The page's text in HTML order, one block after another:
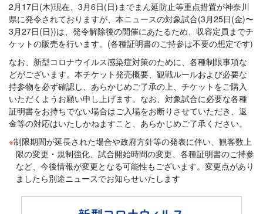
2月17日(木)現在、3月6日(日)までまん延防止等重点措置が神奈川
県に発令されておりますが、本ニュースの対象試合(3月25日(金)〜
3月27日(日))は、発令解除後の開催にあたるため、収容定員までチ
ケットの販売を行います。(各種証明書のご持参は不要の想定です)
なお、新型コロナウイルス感染症対策のために、各種制限事項な
どがございます。本チケット発売概要、観戦ルールおよび必要な
持参物を必ず確認し、あらかじめご了承の上、チケットをご購入
いただくようお願い申し上げます。なお、対象試合に必要な各種
証明書をお持ちでない場合はご入場をお断りさせていただき、返
金等の対応はいたしかねますこと、あらかじめご了承ください。
制限期間が延長された場合や政府方針等の発表に伴い、観客数上
限の変更・規制強化、試合開始時間の変更、各種証明書のご持参
など、今後情報が変更となる可能性もございます。変更点があり
ましたら別途ニュースでお知らせいたします